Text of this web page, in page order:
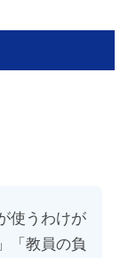
使うわけが
「教員の負